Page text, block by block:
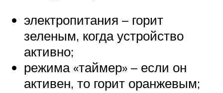
электропитания – горит
зеленым, когда устройство
активно;
режима «таймер» – если он
активен, то горит оранжевым;